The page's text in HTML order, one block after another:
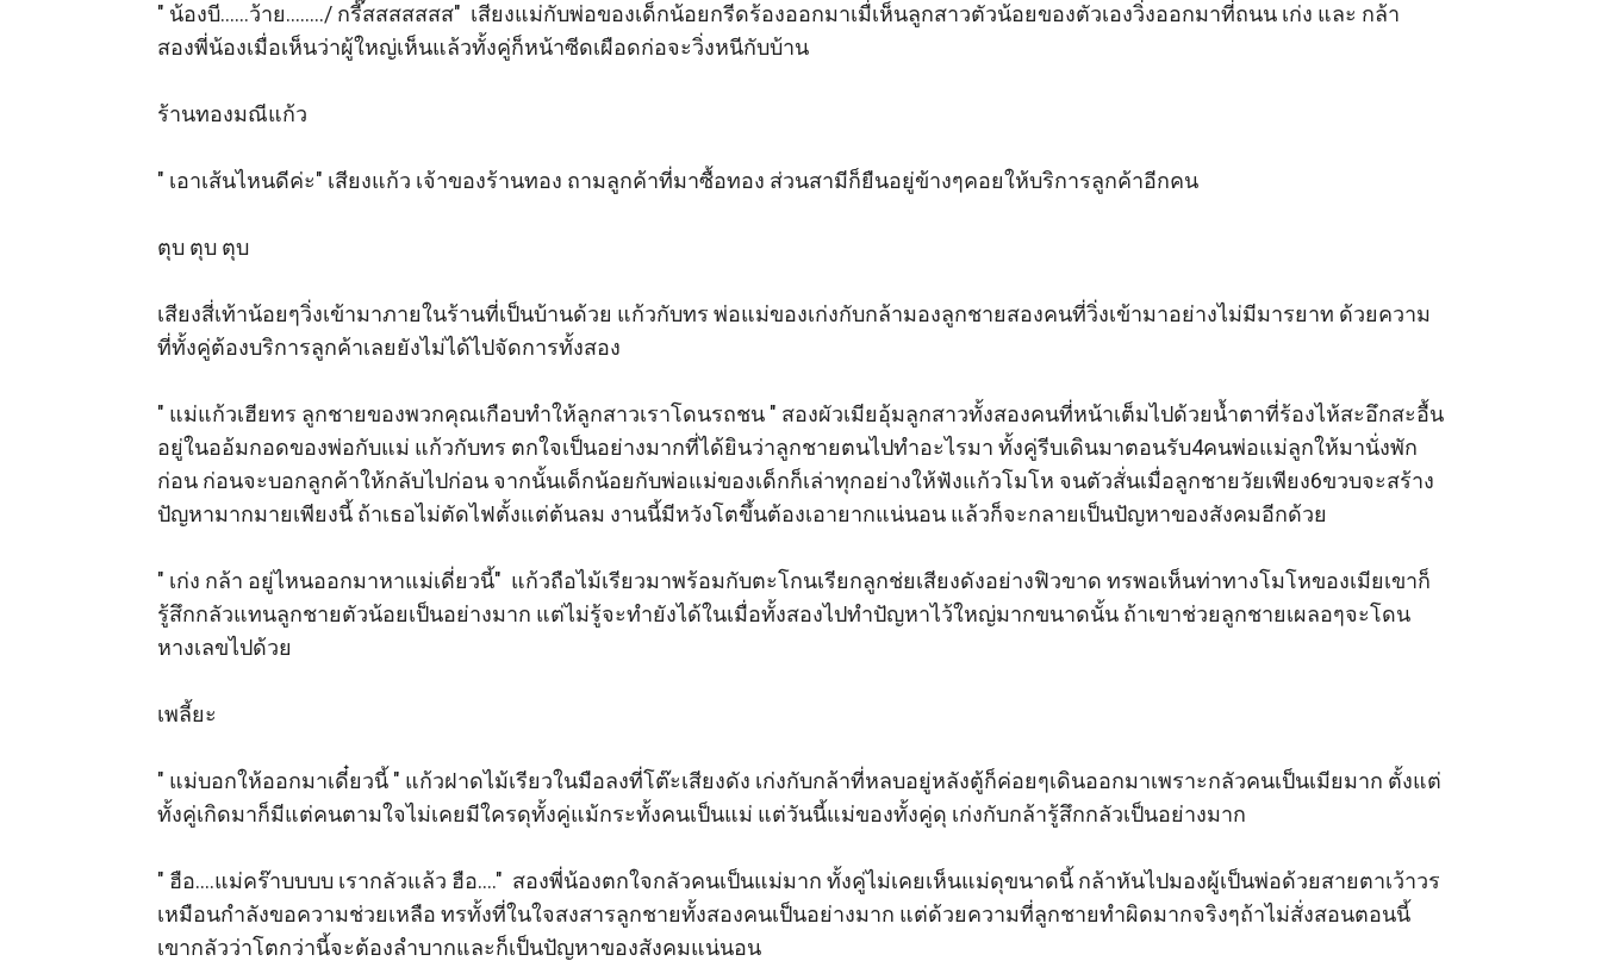
" น้องบี......ว้าย......../ กรี๊สสสสสสส"  เสียงแม่กับพ่อของเด็กน้อยกรีดร้องออกมาเมื่เห็นลูกสาวตัวน้อยของตัวเองวิ่งออกมาที่ถนน เก่ง และ กล้า
สองพี่น้องเมื่อเห็นว่าผู้ใหญ่เห็นแล้วทั้งคู่ก็หน้าซีดเผือดก่อจะวิ่งหนีกับบ้าน
ร้านทองมณีแก้ว
" เอาเส้นไหนดีค่ะ" เสียงแก้ว เจ้าของร้านทอง ถามลูกค้าที่มาซื้อทอง ส่วนสามีก็ยืนอยู่ข้างๆคอยให้บริการลูกค้าอีกคน
ตุบ ตุบ ตุบ
เสียงสี่เท้าน้อยๆวิ่งเข้ามาภายในร้านที่เป็นบ้านด้วย แก้วกับทร พ่อแม่ของเก่งกับกล้ามองลูกชายสองคนที่วิ่งเข้ามาอย่างไม่มีมารยาท ด้วยความ
ที่ทั้งคู่ต้องบริการลูกค้าเลยยังไม่ได้ไปจัดการทั้งสอง
" แม่แก้วเฮียทร ลูกชายของพวกคุณเกือบทำให้ลูกสาวเราโดนรถชน " สองผัวเมียอุ้มลูกสาวทั้งสองคนที่หน้าเต็มไปด้วยน้ำตาที่ร้องไห้สะอึกสะอื้น
อยู่ในออ้มกอดของพ่อกับแม่ แก้วกับทร ตกใจเป็นอย่างมากที่ได้ยินว่าลูกชายตนไปทำอะไรมา ทั้งคู่รีบเดินมาตอนรับ4คนพ่อแม่ลูกให้มานั่งพัก
ก่อน ก่อนจะบอกลูกค้าให้กลับไปก่อน จากนั้นเด็กน้อยกับพ่อแม่ของเด็กก็เล่าทุกอย่างให้ฟังแก้วโมโห จนตัวสั่นเมื่อลูกชายวัยเพียง6ขวบจะสร้าง
ปัญหามากมายเพียงนี้ ถ้าเธอไม่ตัดไฟตั้งแต่ต้นลม งานนี้มีหวังโตขึ้นต้องเอายากแน่นอน แล้วก็จะกลายเป็นปัญหาของสังคมอีกด้วย
" เก่ง กล้า อยู่ไหนออกมาหาแม่เดี่ยวนี้"  แก้วถือไม้เรียวมาพร้อมกับตะโกนเรียกลูกช่ยเสียงดังอย่างฟิวขาด ทรพอเห็นท่าทางโมโหของเมียเขาก็
รู้สึกกลัวแทนลูกชายตัวน้อยเป็นอย่างมาก แต่ไม่รู้จะทำยังได้ในเมื่อทั้งสองไปทำปัญหาไว้ใหญ่มากขนาดนั้น ถ้าเขาช่วยลูกชายเผลอๆจะโดน
หางเลขไปด้วย
เพลี้ยะ
" แม่บอกให้ออกมาเดี๋ยวนี้ " แก้วฝาดไม้เรียวในมือลงที่โต๊ะเสียงดัง เก่งกับกล้าที่หลบอยู่หลังตู้ก็ค่อยๆเดินออกมาเพราะกลัวคนเป็นเมียมาก ตั้งแต่
ทั้งคู่เกิดมาก็มีแต่คนตามใจไม่เคยมีใครดุทั้งคู่แม้กระทั้งคนเป็นแม่ แต่วันนี้แม่ของทั้งคู่ดุ เก่งกับกล้ารู้สึกกลัวเป็นอย่างมาก
" ฮือ....แม่คร๊าบบบบ เรากลัวแล้ว ฮือ...."  สองพี่น้องตกใจกลัวคนเป็นแม่มาก ทั้งคู่ไม่เคยเห็นแม่ดุขนาดนี้ กล้าหันไปมองผู้เป็นพ่อด้วยสายตาเว้าวร
เหมือนกำลังขอความช่วยเหลือ ทรทั้งที่ในใจสงสารลูกชายทั้งสองคนเป็นอย่างมาก แต่ด้วยความที่ลูกชายทำผิดมากจริงๆถ้าไม่สั่งสอนตอนนี้
เขากลัวว่าโตกว่านี้จะต้องลำบากและก็เป็นปัญหาของสังคมแน่นอน